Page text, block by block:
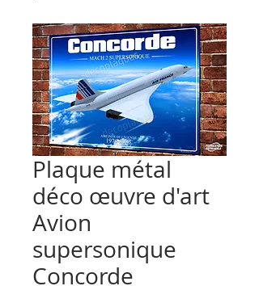
Plaque métal
déco œuvre d'art
Avion
supersonique
Concorde